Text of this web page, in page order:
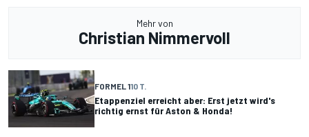
Mehr von
Christian Nimmervoll
FORMEL 110 T.
Etappenziel erreicht aber: Erst jetzt wird's
richtig ernst für Aston & Honda!